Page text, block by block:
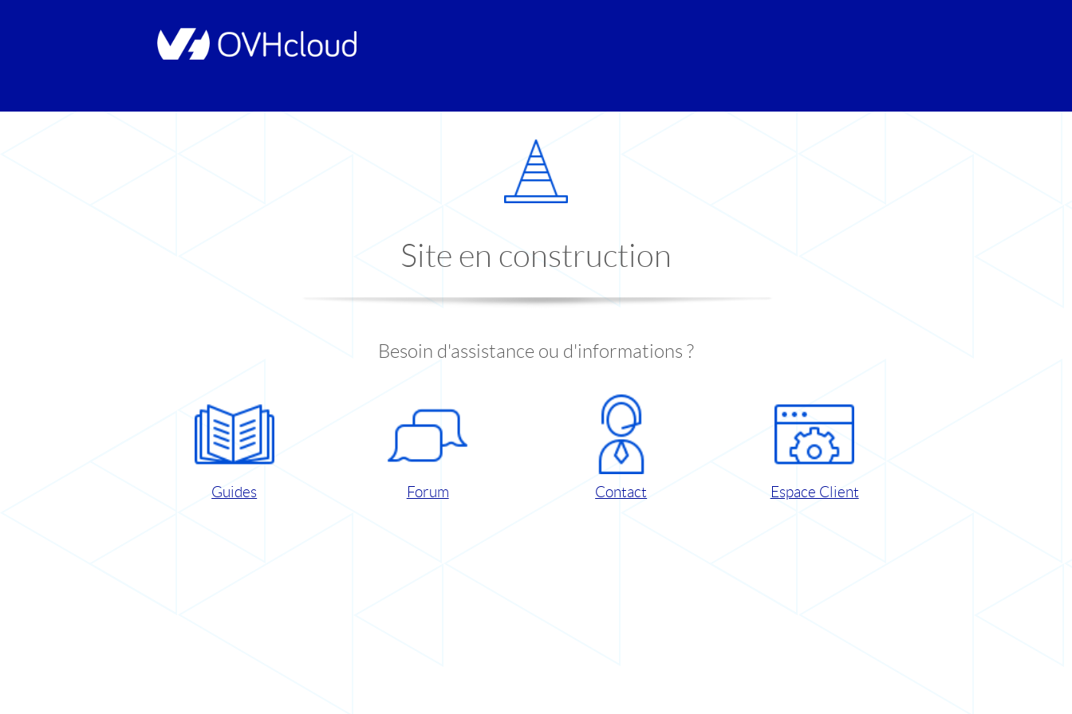
Site en construction
Besoin d'assistance ou d'informations ?
Guides Forum Contact Espace Client